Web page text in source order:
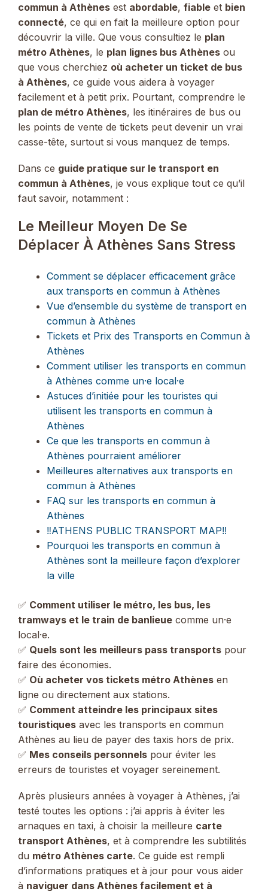
commun à Athènes est abordable, fiable et bien
connecté, ce qui en fait la meilleure option pour
découvrir la ville. Que vous consultiez le plan
métro Athènes, le plan lignes bus Athènes ou
que vous cherchiez où acheter un ticket de bus
à Athènes, ce guide vous aidera à voyager
facilement et à petit prix. Pourtant, comprendre le
plan de métro Athènes, les itinéraires de bus ou
les points de vente de tickets peut devenir un vrai
casse-tête, surtout si vous manquez de temps.
Dans ce guide pratique sur le transport en
commun à Athènes, je vous explique tout ce qu’il
faut savoir, notamment :
Le Meilleur Moyen De Se
Déplacer À Athènes Sans Stress
Comment se déplacer efficacement grâce
aux transports en commun à Athènes
Vue d’ensemble du système de transport en
commun à Athènes
Tickets et Prix des Transports en Commun à
Athènes
Comment utiliser les transports en commun
à Athènes comme un·e local·e
Astuces d’initiée pour les touristes qui
utilisent les transports en commun à
Athènes
Ce que les transports en commun à
Athènes pourraient améliorer
Meilleures alternatives aux transports en
commun à Athènes
FAQ sur les transports en commun à
Athènes
‼️ATHENS PUBLIC TRANSPORT MAP‼️
Pourquoi les transports en commun à
Athènes sont la meilleure façon d’explorer
la ville
✅ Comment utiliser le métro, les bus, les
tramways et le train de banlieue comme un·e
local·e.
✅ Quels sont les meilleurs pass transports pour
faire des économies.
✅ Où acheter vos tickets métro Athènes en
ligne ou directement aux stations.
✅ Comment atteindre les principaux sites
touristiques avec les transports en commun
Athènes au lieu de payer des taxis hors de prix.
✅ Mes conseils personnels pour éviter les
erreurs de touristes et voyager sereinement.
Après plusieurs années à voyager à Athènes, j’ai
testé toutes les options : j’ai appris à éviter les
arnaques en taxi, à choisir la meilleure carte
transport Athènes, et à comprendre les subtilités
du métro Athènes carte. Ce guide est rempli
d’informations pratiques et à jour pour vous aider
à naviguer dans Athènes facilement et à